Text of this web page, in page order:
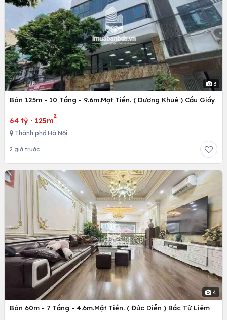
3
Bán 125m - 10 Tầng - 9.6m.Mạt Tiền. ( Dương Khuê ) Cầu Giấy
64 tỷ · 125m
2
Thành phố Hà Nội
2 giờ trước
4
Bán 60m - 7 Tầng - 4.6m.Mặt Tiền. ( Đức Diễn ) Bắc Từ Liêm